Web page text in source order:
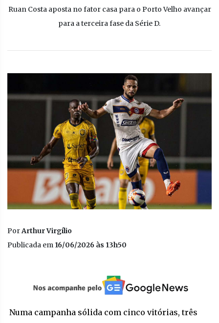
Ruan Costa aposta no fator casa para o Porto Velho avançar
para a terceira fase da Série D.
PorArthur Virgílio
Publicada em 16/06/2026 às 13h50
Numa campanha sólida com cinco vitórias, três